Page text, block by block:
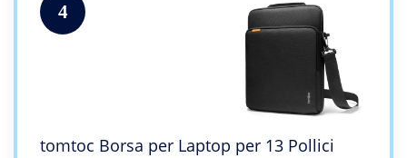
4
tomtoc Borsa per Laptop per 13 Pollici